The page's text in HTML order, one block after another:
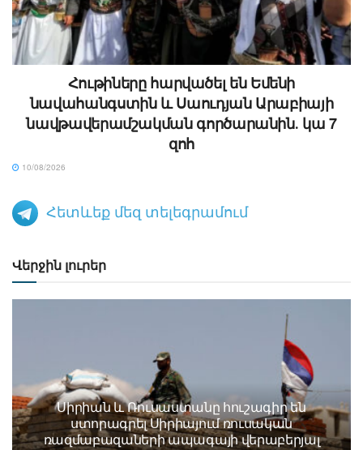
Հութիները հարվածել են Եմենի
նավահանգստին և Սաուդյան Արաբիայի
նավթավերամշակման գործարանին․ կա 7
զոհ
10/08/2026
Հետևեք մեզ տելեգրամում
Վերջին լուրեր
Սիրիան և Ռուսաստանը հուշագիր են
ստորագրել Սիրիայում ռուսական
ռազմաբազաների ապագայի վերաբերյալ